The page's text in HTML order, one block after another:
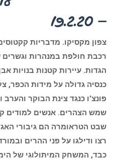
– 19.2.20
צפון מקסיקו. מדבריות
רכבת חולפת במנהרות וגשרים
הגדות. עיירות קטנות בנויות
כנסיה גדולה על מידות הכפר,
פונצ’ו כנגד צינת הבוקר
שמש הצהרים. אנשים למודים
שבט הטראומרה הם גיבורי
רצו ודילגו על פני ההרים
כבד, המשחק המיתולוגי של